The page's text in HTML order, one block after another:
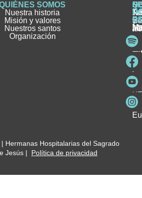
SOMOS
Nuestra historia
Misión y valores
Nuestros santos
Organización
e
y
y
Hermanas Hospitalarias del Sagrado
Jesús | Política de privacidad